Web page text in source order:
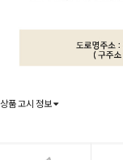
상품 고시 정보